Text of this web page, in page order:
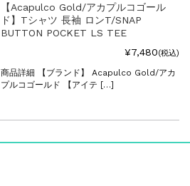
【Acapulco Gold/アカプルコゴール
ド】Tシャツ 長袖 ロンT/SNAP
BUTTON POCKET LS TEE
¥7,480(税込)
商品詳細 【ブランド】 Acapulco Gold/アカ
プルコゴールド 【アイテ […]